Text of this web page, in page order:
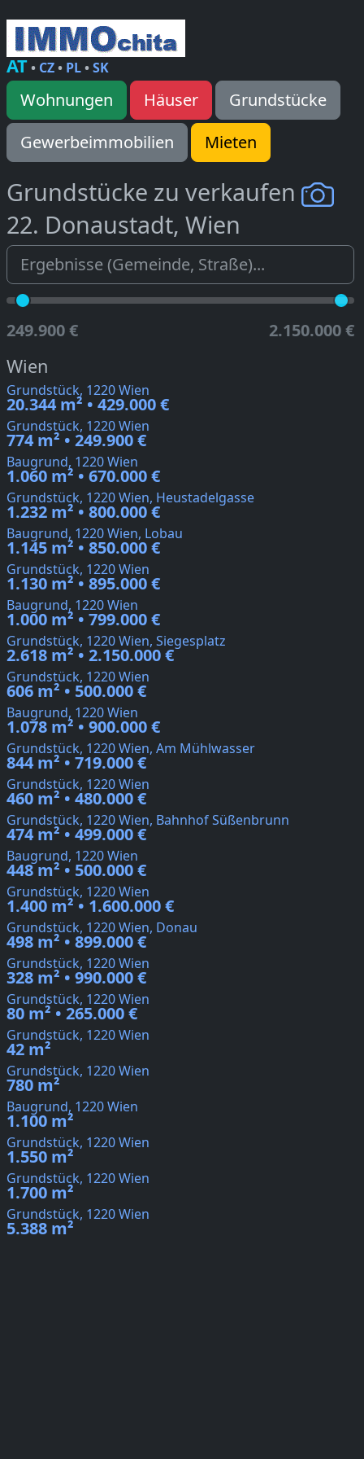
AT• CZ• PL•SK
Wohnungen Häuser
Grundstücke
Gewerbeimmobilien
Mieten
Grundstücke zu verkaufen
22. Donaustadt, Wien
249.900 € 2.150.000 €
Wien
Grundstück, 1220 Wien
20.344 m² • 429.000 €
Grundstück, 1220 Wien
774 m² • 249.900 €
Baugrund, 1220 Wien
1.060 m² • 670.000 €
Grundstück, 1220 Wien, Heustadelgasse
1.232 m² • 800.000 €
Baugrund, 1220 Wien, Lobau
1.145 m² • 850.000 €
Grundstück, 1220 Wien
1.130 m² • 895.000 €
Baugrund, 1220 Wien
1.000 m² • 799.000 €
Grundstück, 1220 Wien, Siegesplatz
2.618 m² • 2.150.000 €
Grundstück, 1220 Wien
606 m² • 500.000 €
Baugrund, 1220 Wien
1.078 m² • 900.000 €
Grundstück, 1220 Wien, Am Mühlwasser
844 m² • 719.000 €
Grundstück, 1220 Wien
460 m² • 480.000 €
Grundstück, 1220 Wien, Bahnhof Süßenbrunn
474 m² • 499.000 €
Baugrund, 1220 Wien
448 m² • 500.000 €
Grundstück, 1220 Wien
1.400 m² • 1.600.000 €
Grundstück, 1220 Wien, Donau
498 m² • 899.000 €
Grundstück, 1220 Wien
328 m² • 990.000 €
Grundstück, 1220 Wien
80 m² • 265.000 €
Grundstück, 1220 Wien
42 m²
Grundstück, 1220 Wien
780 m²
Baugrund, 1220 Wien
1.100 m²
Grundstück, 1220 Wien
1.550 m²
Grundstück, 1220 Wien
1.700 m²
Grundstück, 1220 Wien
5.388 m²